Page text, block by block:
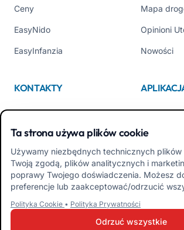
Ceny
EasyNido
EasyInfanzia
Mapa
Opinioni
Nowości
KONTAKTY
Kim jesteśmy
Contattaci
Tel +39 02 84152514
App Store
Google Play
Pobierz
Rodzin
Pobierz
Ta strona używa plików cookie
Używamy niezbędnych technicznych plików
Twoją zgodą, plików analitycznych i
poprawy Twojego doświadczenia. Możesz
preferencje lub zaakceptować/odrzucić
Polityka Cookie • Polityka Prywatności
Odrzuć wszystkie